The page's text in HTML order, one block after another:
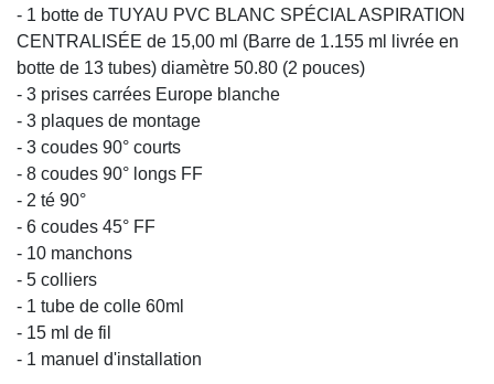
- 1 botte de TUYAU PVC BLANC SPÉCIAL ASPIRATION
CENTRALISÉE de 15,00 ml (Barre de 1.155 ml livrée en
botte de 13 tubes) diamètre 50.80 (2 pouces)
- 3 prises carrées Europe blanche
- 3 plaques de montage
- 3 coudes 90° courts
- 8 coudes 90° longs FF
- 2 té 90°
- 6 coudes 45° FF
- 10 manchons
- 5 colliers
- 1 tube de colle 60ml
- 15 ml de fil
- 1 manuel d'installation